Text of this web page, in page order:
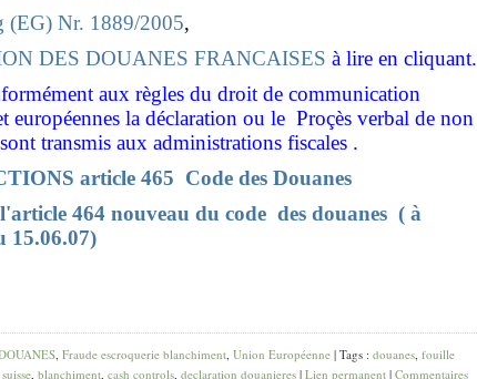
(EG) Nr. 1889/2005,
DES DOUANES FRANCAISES à lire en cliquant.
aux règles du droit de communication
européennes la déclaration ou le Proçès verbal de non
transmis aux administrations fiscales .
article 465 Code des Douanes
464 nouveau du code des douanes ( à
15.06.07)
, Fraude escroquerie blanchiment, Union Européenne | Tags : douanes, fouille
suisse, blanchiment, cash controls, declaration douanieres | Lien permanent | Commentaires